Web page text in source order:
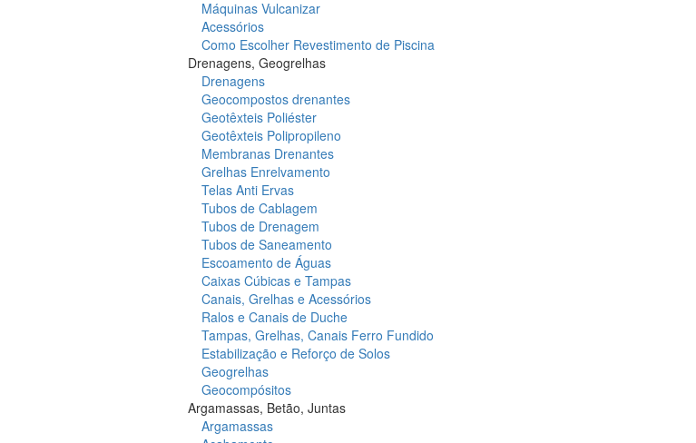
Máquinas Vulcanizar
Acessórios
Como Escolher Revestimento de Piscina
Drenagens, Geogrelhas
Drenagens
Geocompostos drenantes
Geotêxteis Poliéster
Geotêxteis Polipropileno
Membranas Drenantes
Grelhas Enrelvamento
Telas Anti Ervas
Tubos de Cablagem
Tubos de Drenagem
Tubos de Saneamento
Escoamento de Águas
Caixas Cúbicas e Tampas
Canais, Grelhas e Acessórios
Ralos e Canais de Duche
Tampas, Grelhas, Canais Ferro Fundido
Estabilização e Reforço de Solos
Geogrelhas
Geocompósitos
Argamassas, Betão, Juntas
Argamassas